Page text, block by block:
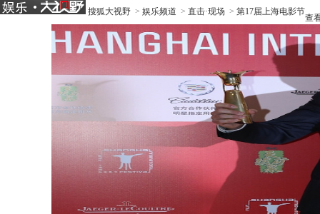
搜狐大视野 > 娱乐频道 > 直击·现场 > 第17届上海电影节
查